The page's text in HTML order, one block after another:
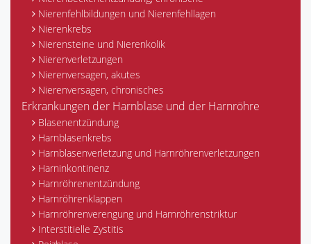
Nierenfehlbildungen und Nierenfehllagen
Nierenkrebs
Nierensteine und Nierenkolik
Nierenverletzungen
Nierenversagen, akutes
Nierenversagen, chronisches
Erkrankungen der Harnblase und der Harnröhre
Blasenentzündung
Harnblasenkrebs
Harnblasenverletzung und Harnröhrenverletzungen
Harninkontinenz
Harnröhrenentzündung
Harnröhrenklappen
Harnröhrenverengung und Harnröhrenstriktur
Interstitielle Zystitis